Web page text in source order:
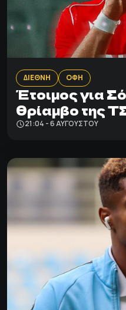
ΔΙΕΘΝΗ ΟΦΗ
Έτοιμος για
θρίαμβο της
21:04 - 6 ΑΥΓΟΎΣΤΟΥ